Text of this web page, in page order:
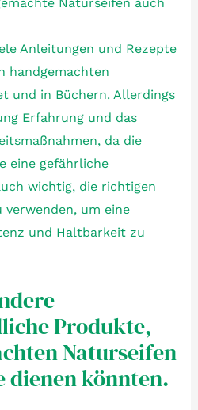
Anleitungen und Rezepte
handgemachten
und in Büchern. Allerdings
Erfahrung und das
da die
eine gefährliche
wichtig, die richtigen
verwenden, um eine
und Haltbarkeit zu
Produkte,
Naturseifen
dienen könnten.